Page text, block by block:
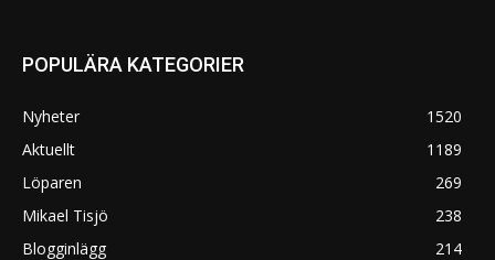
POPULÄRA KATEGORIER
Nyheter
1520
Aktuellt
1189
Löparen
269
Mikael Tisjö
238
Blogginlägg
214